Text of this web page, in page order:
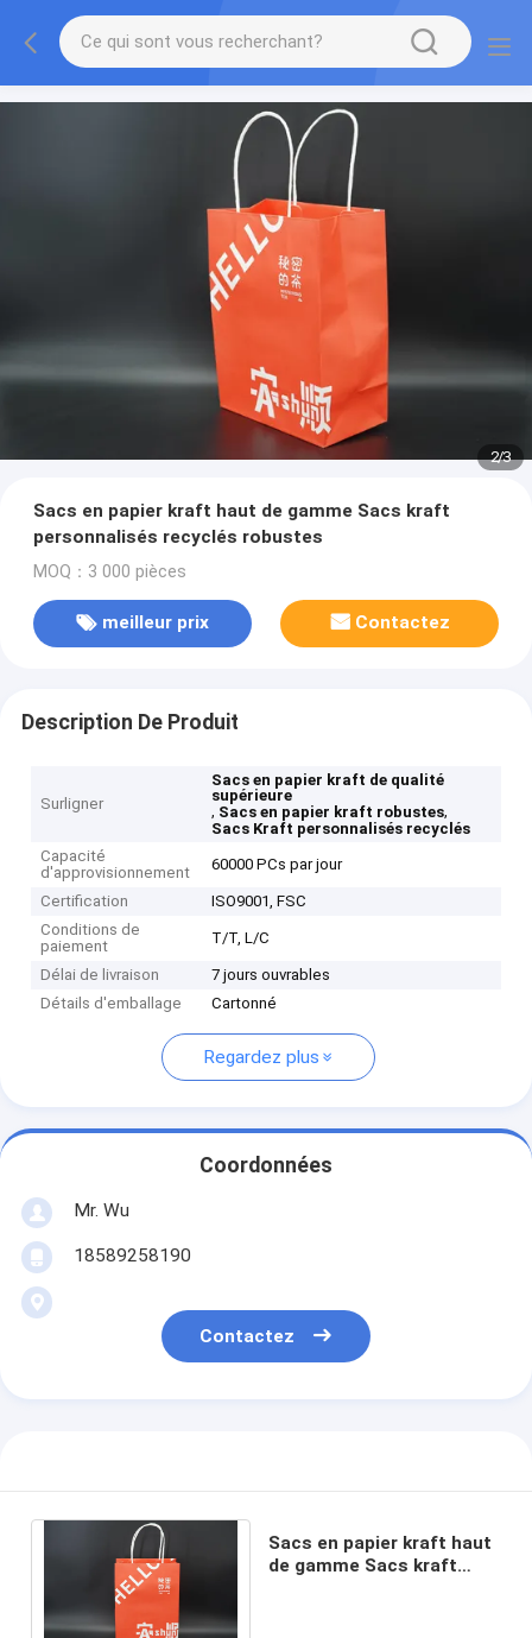
2/3
Sacs en papier kraft haut de gamme Sacs kraft
personnalisés recyclés robustes
MOQ：3 000 pièces
meilleur prix Contactez
Description De Produit
Surligner
Sacs en papier kraft de qualité
supérieure
, Sacs en papier kraft robustes,
Sacs Kraft personnalisés recyclés
Capacité
d'approvisionnement
60000 PCs par jour
Certification
ISO9001, FSC
Conditions de
paiement
T/T, L/C
Délai de livraison
7 jours ouvrables
Détails d'emballage
Cartonné
Regardez plus
Coordonnées
Mr. Wu
18589258190
Contactez
Sacs en papier kraft haut
de gamme Sacs kraft